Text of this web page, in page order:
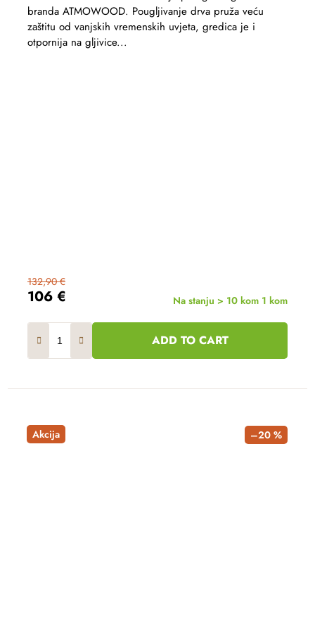
106 €
132,90 €
Na stanju > 10 kom 1 kom
ADD TO CART
branda ATMOWOOD. Pougljivanje drva pruža veću
zaštitu od vanjskih vremenskih uvjeta, gredica je i
otpornija na gljivice...
Akcija –20 %